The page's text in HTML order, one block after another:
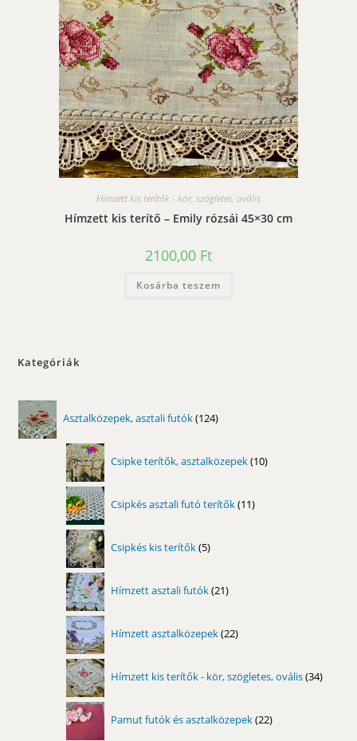
Hímzett kis terítők - kör, szögletes, ovális
Hímzett kis terítő – Emily rózsái 45×30 cm
2100,00 Ft
Kosárba teszem
Kategóriák
Asztalközepek, asztali futók 124
termék
Csipke terítők, asztalközepek 10
termék
Csipkés asztali futó terítők 11
termék
Csipkés kis terítők 5
termék
Hímzett asztali futók 21
termék
Hímzett asztalközepek 22
termék
Hímzett kis terítők - kör, szögletes, ovális 34
termék
Pamut futók és asztalközepek 22
termék